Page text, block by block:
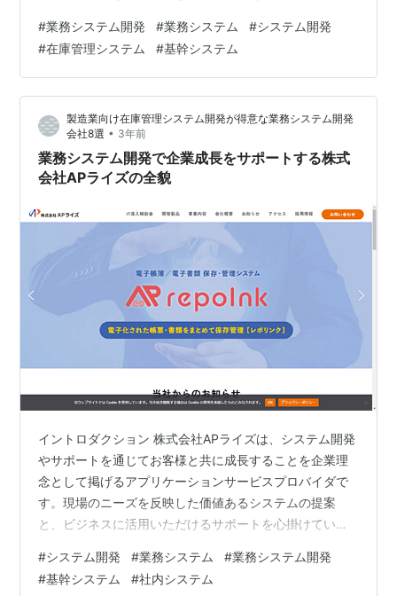
客様の業務改善に貢献するシステム開発を行っていま
す。 スマートフォン・タブレット＋クラウドを活用した
開発 バーネットは、スマートフォンやタブレットとクラ
ウドを組み合わせたシステム開発に強みを持っていま
す。このアプローチにより、お客様の運用に寄り添った
無駄のない機能提供を実現しています。特に、他社製…
#業務システム開発 #業務システム #システム開発
#在庫管理システム #基幹システム
製造業向け在庫管理システム開発が得意な業務システム開発
会社8選 • 3年前
業務システム開発で企業成長をサポートする株式
会社APライズの全貌
イントロダクション 株式会社APライズは、システム開発
やサポートを通じてお客様と共に成長することを企業理
念として掲げるアプリケーションサービスプロバイダで
す。現場のニーズを反映した価値あるシステムの提案
と、ビジネスに活用いただけるサポートを心掛けていま
を得意とし、社会環境の変化や事業拡大に応じた柔軟な
アップグレードにも対応します。 システム開発・サポー
#システム開発 #業務システム #業務システム開発
#基幹システム #社内システム